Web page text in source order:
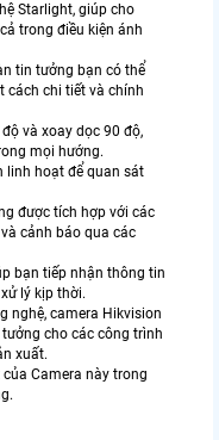
Starlight, giúp cho
trong điều kiện ánh
tin tưởng bạn có thể
cách chi tiết và chính
và xoay dọc 90 độ,
mọi hướng.
linh hoạt để quan sát
được tích hợp với các
cảnh báo qua các
bạn tiếp nhận thông tin
lý kịp thời.
nghệ, camera Hikvision
cho các công trình
xuất.
Camera này trong